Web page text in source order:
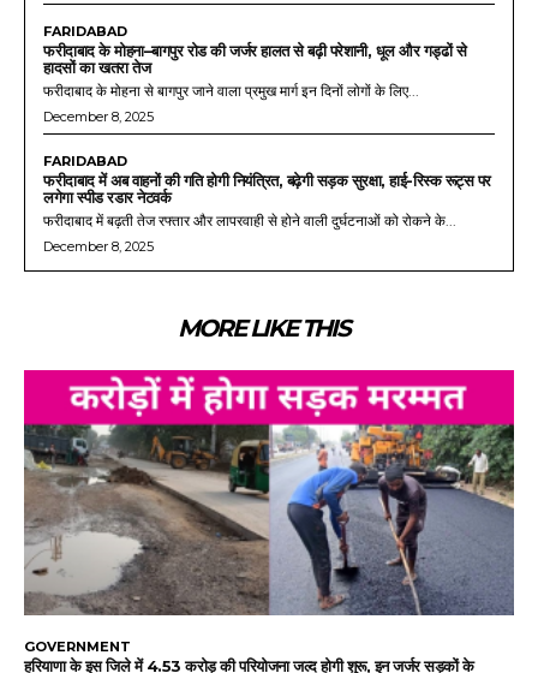
FARIDABAD
फरीदाबाद के मोहना–बागपुर रोड की जर्जर हालत से बढ़ी परेशानी, धूल और गड्ढों से
हादसों का खतरा तेज
फरीदाबाद के मोहना से बागपुर जाने वाला प्रमुख मार्ग इन दिनों लोगों के लिए...
December 8, 2025
FARIDABAD
फरीदाबाद में अब वाहनों की गति होगी नियंत्रित, बढ़ेगी सड़क सुरक्षा, हाई-रिस्क रूट्स पर
लगेगा स्पीड रडार नेटवर्क
फरीदाबाद में बढ़ती तेज रफ्तार और लापरवाही से होने वाली दुर्घटनाओं को रोकने के...
December 8, 2025
MORE LIKE THIS
GOVERNMENT
हरियाणा के इस जिले में 4.53 करोड़ की परियोजना जल्द होगी शुरू, इन जर्जर सड़कों के